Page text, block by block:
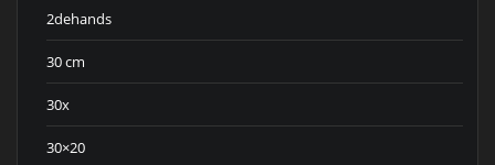
2dehands
30 cm
30x
30×20